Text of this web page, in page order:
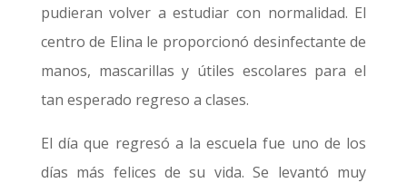
pudieran volver a estudiar con normalidad. El
centro de Elina le proporcionó desinfectante de
manos, mascarillas y útiles escolares para el
tan esperado regreso a clases.
El día que regresó a la escuela fue uno de los
días más felices de su vida. Se levantó muy